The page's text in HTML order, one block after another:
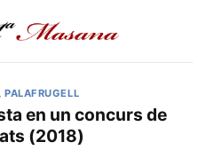
, PALAFRUGELL
en un concurs de
(2018)